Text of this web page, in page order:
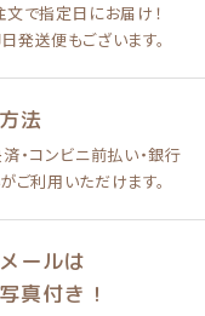
文で指定日にお届け！
発送便もございます。
法
済・コンビニ前払い・銀行
がご利用いただけます。
ールは
真付き！